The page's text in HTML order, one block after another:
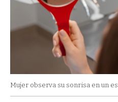
Mujer observa su sonrisa en un